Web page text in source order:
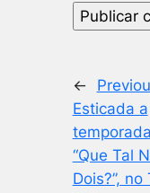
←
Esticada a
“Que Tal
Dois?”, no